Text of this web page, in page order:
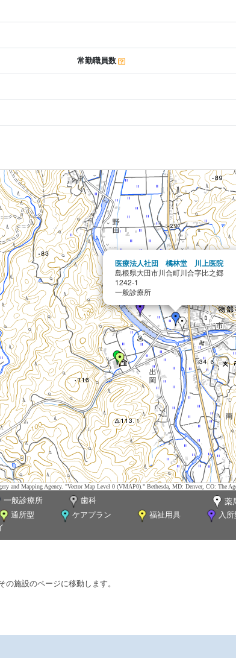
常勤職員数
医療法人社団 橘林堂 川上医院
島根県大田市川合町川合字比之郷
1242-1
一般診療所
and Mapping Agency. "Vector Map Level 0 (VMAP0)." Bethesda, MD: Denver, CO: The
一般診療所 歯科
薬
通所型 ケアプラン 福祉用具
入所
施設のページに移動します。